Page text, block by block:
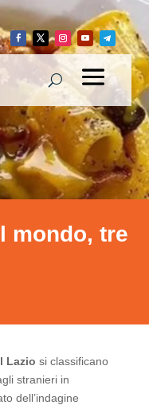
mondo, tre
Lazio si classificano
stranieri in
dell’indagine